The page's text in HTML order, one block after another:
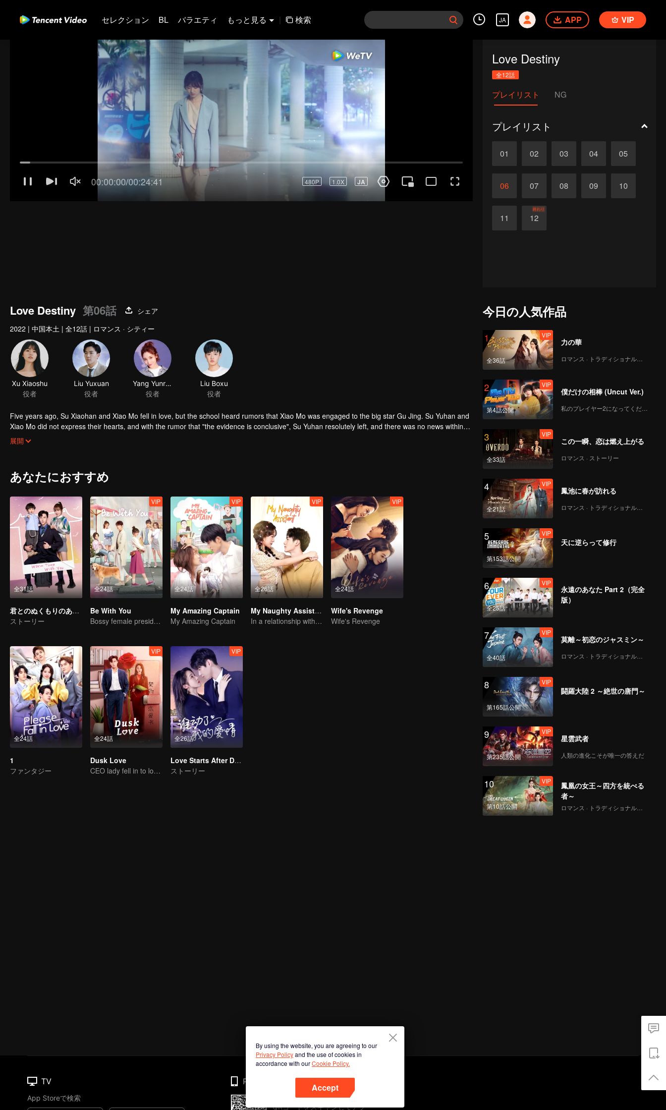
セレクション BL バラエティ もっと見る | 検索 JA APP VIP
Love Destiny
全12話
プレイリスト NG
プレイリスト
01 02 03 04 05
06 07 08 09 10
11 12
終わり
Love Destiny 第06話
シェア
2022 | 中国本土 | 全12話 | ロマンス · シティー
Xu Xiaoshu
役者
Liu Yuxuan
役者
Yang Yunran
役者
Liu Boxu
役者
Five years ago, Su Xiaohan and Xiao Mo fell in love, but the school heard rumors that Xiao Mo was engaged to the big star Gu Jing. Su Yuhan and
Xiao Mo did not express their hearts, and with the rumor that "the evidence is conclusive", Su Yuhan resolutely left, and there was no news within
five years. Su Yihan is a design major. After going to France, he began to study and study. He has also won many awards in the past five years.
Recently, a person who claimed to be Lao Xu found Su Yihan and gave her a chance to participate in the BRD Jewelry Design Competition. After
Xiaohan left, Xiao Mo tried to find Su Xiaohan, but there was no result. Because of a promise of the year, Xiao Mo opened the Diamond Square
conscience and said that he is only returning to China for the BRD competition. Xiao Mo also decided to take the compound plan in the long run.
展開
あなたにおすすめ
全31話
君とのぬくもりのある時間
ストーリー
全24話
VIP
Be With You
Bossy female president flirts with arrogant childe.
全24話
VIP
My Amazing Captain
My Amazing Captain
全26話
VIP
My Naughty Assistant
In a relationship with an idol
全24話
VIP
Wife's Revenge
Wife's Revenge
全24話
1
ファンタジー
全24話
VIP
Dusk Love
CEO lady fell in to love contract
全26話
VIP
Love Starts After Divorce
ストーリー
今日の人気作品
1
全36話
VIP
力の華
ロマンス · トラディショナル・コスチューム
2
第4話公開
VIP
僕だけの相棒 (Uncut Ver.)
私のプレイヤー2になってください
3
全33話
VIP
この一瞬、恋は燃え上がる
ロマンス · ストーリー
4
全21話
VIP
鳳池に春が訪れる
ロマンス · トラディショナル・コスチューム
5
第153話公開
VIP
天に逆らって修行
6
全25話
VIP
永遠のあなた Part 2（完全
版）
7
全40話
VIP
莫離～初恋のジャスミン～
ロマンス · トラディショナル・コスチューム
8
第165話公開
VIP
闘羅大陸 2 ～絶世の唐門～
9
第235話公開
VIP
星雲武者
人類の進化こそが唯一の答えだ
10
第10話公開
VIP
鳳凰の女王～四方を統べる
者～
ロマンス · トラディショナル・コスチューム · ファンタジー
By using the website, you are agreeing to our
Privacy Policyand the use of cookies in
accordance with ourCookie Policy.
Accept
TV
App Storeで検索
Phone
QRコードをスキャンしてアプ